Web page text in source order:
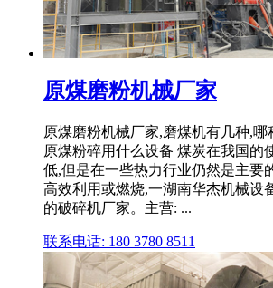
原煤磨粉机械厂家
原煤磨粉机械厂家,磨煤机有几种,哪
原煤粉碎用什么设备 煤炭在我国的
低,但是在一些热力行业仍然是主要
高效利用或燃烧,一湖南华杰机械设
的破碎机厂家。主营: ...
联系电话: 180 3780 8511